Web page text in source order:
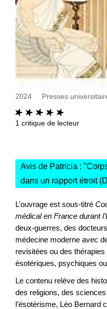
2024 Presses
1 critique de lecteur
Avis de Patricia : "
dans un rapport étroit
L’ouvrage est sous-titré
médical en France durant
deux-guerres, des
médecine moderne avec
revisitées ou des
ésotériques, psychiques
Le contenu relève des
des religions, des
l’ésotérisme, Léo Bernard